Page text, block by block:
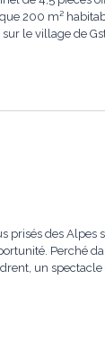
200 m²
le village de
prisés des Alpes
Perché
un